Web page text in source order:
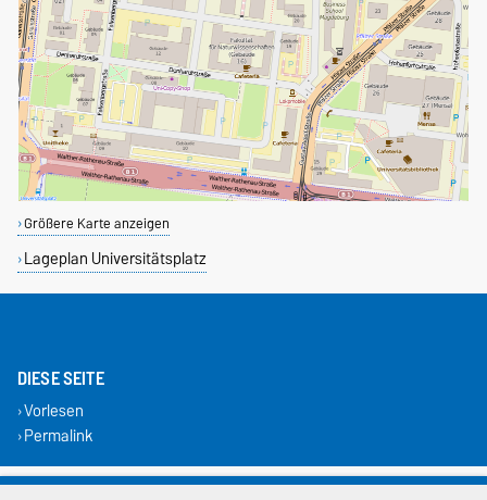
Größere Karte anzeigen
Lageplan Universitätsplatz
DIESE SEITE
Vorlesen
Permalink
Impressum